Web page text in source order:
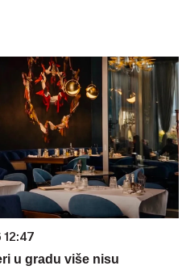
12:47
u gradu više nisu